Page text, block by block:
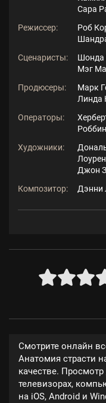
Сара
Режиссер:
Роб
Сценаристы:
Шонда
Мэг
Продюсеры:
Марк
Линда
Операторы:
Художники:
Джон
Композитор:
Дэнни
Смотрите онлайн
Анатомия страсти
качестве.
телевизорах,
на iOS, Android и